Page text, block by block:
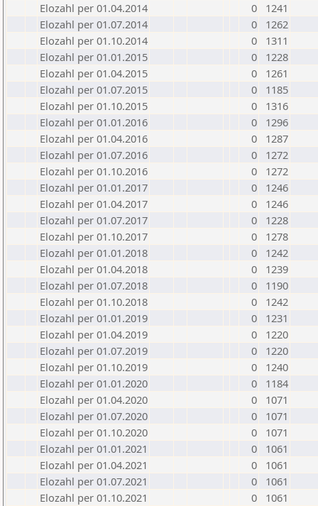
Elozahl per 01.04.2014
0
1241
Elozahl per 01.07.2014
0
1262
Elozahl per 01.10.2014
0
1311
Elozahl per 01.01.2015
0
1228
Elozahl per 01.04.2015
0
1261
Elozahl per 01.07.2015
0
1185
Elozahl per 01.10.2015
0
1316
Elozahl per 01.01.2016
0
1296
Elozahl per 01.04.2016
0
1287
Elozahl per 01.07.2016
0
1272
Elozahl per 01.10.2016
0
1272
Elozahl per 01.01.2017
0
1246
Elozahl per 01.04.2017
0
1246
Elozahl per 01.07.2017
0
1228
Elozahl per 01.10.2017
0
1278
Elozahl per 01.01.2018
0
1242
Elozahl per 01.04.2018
0
1239
Elozahl per 01.07.2018
0
1190
Elozahl per 01.10.2018
0
1242
Elozahl per 01.01.2019
0
1231
Elozahl per 01.04.2019
0
1220
Elozahl per 01.07.2019
0
1220
Elozahl per 01.10.2019
0
1240
Elozahl per 01.01.2020
0
1184
Elozahl per 01.04.2020
0
1071
Elozahl per 01.07.2020
0
1071
Elozahl per 01.10.2020
0
1071
Elozahl per 01.01.2021
0
1061
Elozahl per 01.04.2021
0
1061
Elozahl per 01.07.2021
0
1061
Elozahl per 01.10.2021
0
1061